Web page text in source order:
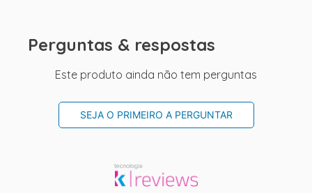
Perguntas & respostas
Este produto ainda não tem perguntas
SEJA O PRIMEIRO A PERGUNTAR